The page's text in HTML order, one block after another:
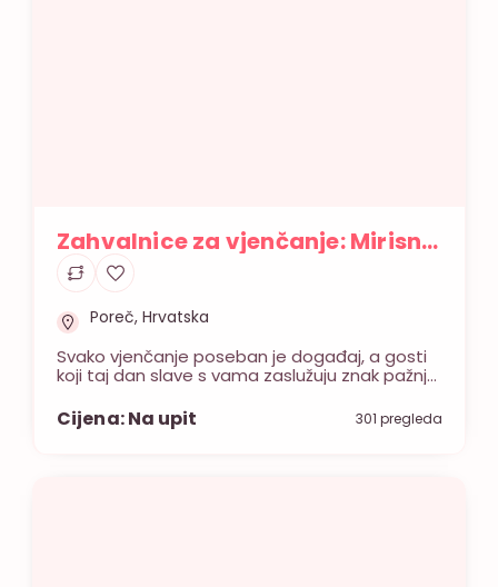
Zahvalnice za vjenčanje: Mirisne
svijeće i buketi od sojinog voska
Poreč, Hrvatska
Svako vjenčanje poseban je događaj, a gosti
koji taj dan slave s vama zaslužuju znak pažnje
trenutke. Moje ime je Dragana i posvetila sam
se ručnoj izradi unikatnih zahvalnica koje
Cijena: Na upit 301 pregleda